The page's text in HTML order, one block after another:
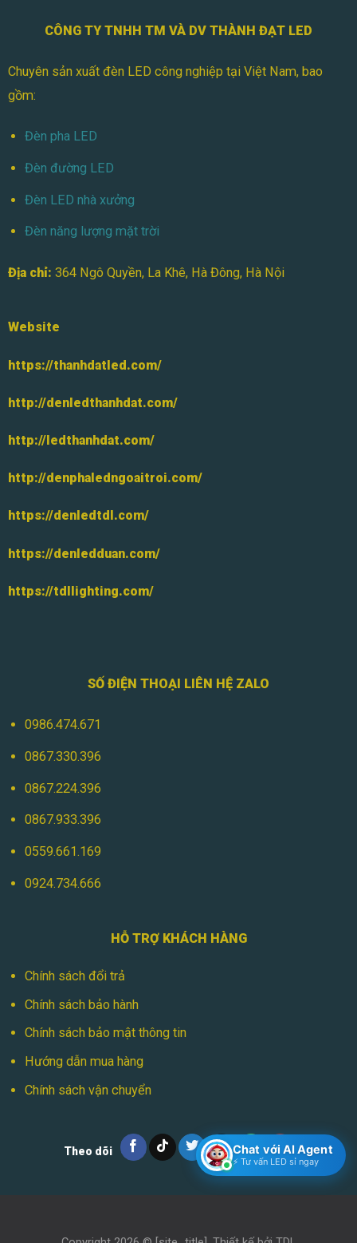
Khoảng
Hiệu
CÔNG TY TNHH TM VÀ DV THÀNH ĐẠT LED
Chuyên sản xuất đèn LED công nghiệp tại Việt Nam, bao
gồm:
Đèn pha LED
Đèn đường LED
Đèn LED nhà xưởng
Đèn năng lượng mặt trời
Địa chỉ: 364 Ngô Quyền, La Khê, Hà Đông, Hà Nội
Website
https://thanhdatled.com/
http://denledthanhdat.com/
http://ledthanhdat.com/
http://denphaledngoaitroi.com/
https://denledtdl.com/
https://denledduan.com/
https://tdllighting.com/
SỐ ĐIỆN THOẠI LIÊN HỆ ZALO
0986.474.671
0867.330.396
0867.224.396
0867.933.396
0559.661.169
0924.734.666
HỖ TRỢ KHÁCH HÀNG
Chính sách đổi trả
Chính sách bảo hành
Chính sách bảo mật thông tin
Hướng dẫn mua hàng
Chính sách vận chuyển
Theo dõi Chat với AI Agent
⚡ Tư vấn LED sỉ ngay